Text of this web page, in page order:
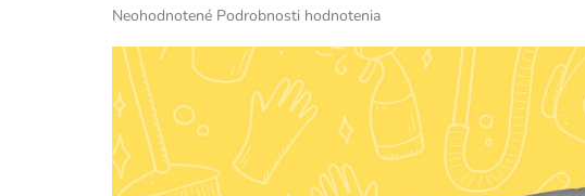
Priemerné
produktu
0,0
5
hviezdičiek.
Neohodnotené Podrobnosti hodnotenia